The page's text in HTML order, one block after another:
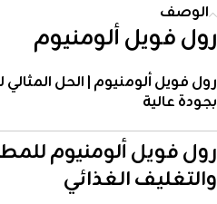
الوصف
رول فويل ألومنيوم
رول فويل ألومنيوم | الحل
بجودة عالية
رول فويل ألومنيوم
والتغليف الغذائي